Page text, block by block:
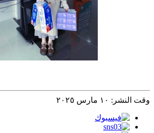
وقت النشر: ١٠ مارس ٢٠٢٥